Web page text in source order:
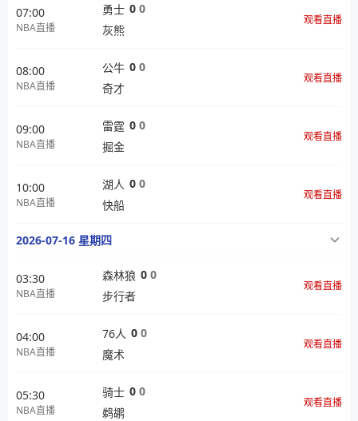
07:00
NBA直播
勇士
灰熊
0 0
观看直播
08:00
NBA直播
公牛
奇才
0 0
观看直播
09:00
NBA直播
雷霆
掘金
0 0
观看直播
10:00
NBA直播
湖人
快船
0 0
观看直播
2026-07-16 星期四
03:30
NBA直播
森林狼
步行者
0 0
观看直播
04:00
NBA直播
76人
魔术
0 0
观看直播
05:30
NBA直播
骑士
鹈鹕
0 0
观看直播